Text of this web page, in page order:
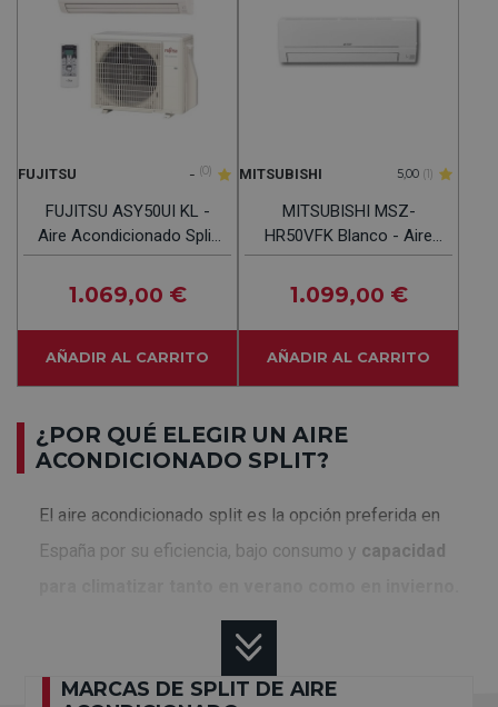
FUJITSU - (0)
FUJITSU ASY50UI KL -
Aire Acondicionado Split
4472Frig 5418Kcal
1.069,00 €
AÑADIR AL CARRITO
MITSUBISHI 5,00 (1)
MITSUBISHI MSZ-
HR50VFK Blanco - Aire
Acondicionado Split 4300
Frig Y 4644 Kcal
1.099,00 €
AÑADIR AL CARRITO
¿POR QUÉ ELEGIR UN AIRE
ACONDICIONADO SPLIT?
El aire acondicionado split es la opción preferida en
España por su eficiencia, bajo consumo y capacidad
Estos equipos destacan por:
MARCAS DE SPLIT DE AIRE